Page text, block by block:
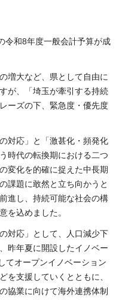
令和8年度一般会計予算が成
増大など、県として自由に
が、「埼玉が牽引する持続
ーズの下、緊急度・優先度
対応」と「激甚化・頻発化
時代の転換期における二つ
変化を的確に捉えた中長期
課題に敢然と立ち向かうと
進し、持続可能な社会の構
を込めました。
対応」として、人口減少下
昨年夏に開設したイノベー
てオープンイノベーション
を支援していくとともに、
協業に向けて海外連携体制